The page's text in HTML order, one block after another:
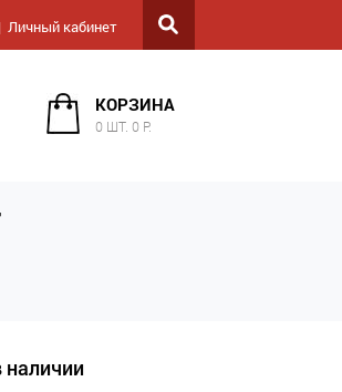
Личный кабинет
КОРЗИНА
0 ШТ. 0 Р.
наличии